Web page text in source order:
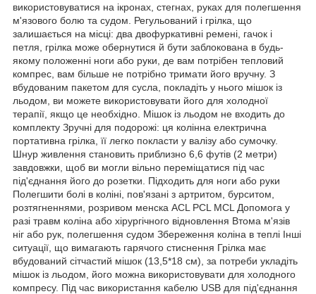
використовуватися на ікронах, стегнах, руках для полегшення
м'язового болю та судом. Регульований і грілка, що
залишається на місці: два двофуркативні ремені, гачок і
петля, грілка може обернутися й бути заблокована в будь-
якому положенні ноги або руки, де вам потрібен тепловий
компрес, вам більше не потрібно тримати його вручну. З
вбудованим пакетом для сусла, покладіть у нього мішок із
льодом, ви можете використовувати його для холодної
терапії, якщо це необхідно. Мішок із льодом не входить до
комплекту Зручні для подорожі: ця колінна електрична
портативна грілка, її легко покласти у валізу або сумочку.
Шнур живлення становить приблизно 6,6 футів (2 метри)
завдовжки, щоб ви могли вільно переміщатися під час
під'єднання його до розетки. Підходить для ноги або руки
Полегшити болі в коліні, пов'язані з артритом, бурситом,
розтягненнями, розривом менска ACL PCL MCL Допомога у
разі травм коліна або хірургічного відновлення Втома м'язів
ніг або рук, полегшення судом Збереження коліна в теплі Інші
ситуації, що вимагають гарячого стиснення Грілка має
вбудований сітчастий мішок (13,5*18 см), за потреби укладіть
мішок із льодом, його можна використовувати для холодного
компресу. Під час використання кабелю USB для під'єднання